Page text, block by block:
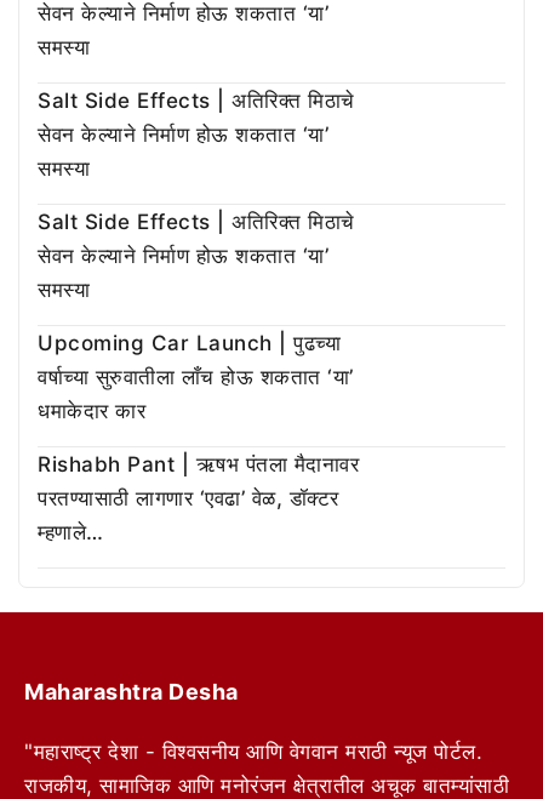
सेवन केल्याने निर्माण होऊ शकतात ‘या’
समस्या
Salt Side Effects | अतिरिक्त मिठाचे
सेवन केल्याने निर्माण होऊ शकतात ‘या’
समस्या
Salt Side Effects | अतिरिक्त मिठाचे
सेवन केल्याने निर्माण होऊ शकतात ‘या’
समस्या
Upcoming Car Launch | पुढच्या
वर्षाच्या सुरुवातीला लाँच होऊ शकतात ‘या’
धमाकेदार कार
Rishabh Pant | ऋषभ पंतला मैदानावर
परतण्यासाठी लागणार ‘एवढा’ वेळ, डॉक्टर
म्हणाले…
Maharashtra Desha
"महाराष्ट्र देशा - विश्वसनीय आणि वेगवान मराठी न्यूज पोर्टल.
राजकीय, सामाजिक आणि मनोरंजन क्षेत्रातील अचूक बातम्यांसाठी